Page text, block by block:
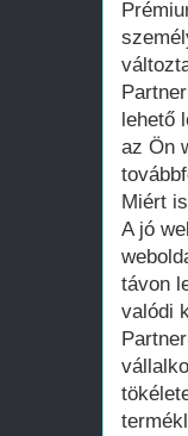
lehető
az Ön
Miért
A jó
távon
valódi